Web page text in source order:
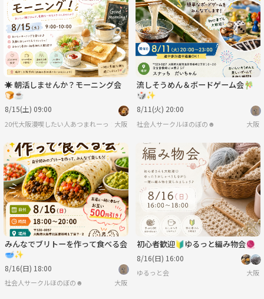
☀️ 朝活しませんか？モーニング会
🍞☕
8/15(土) 09:00
20代大阪漫喫したい人あつまれーっ！！🥳
大阪
流しそうめん＆ボードゲーム会🎋
🎲✨
8/11(火) 20:00
社会人サークルほのぼの☻ 大阪
みんなでブリトーを作って食べる会
🥣✨
8/16(日) 18:00
社会人サークルほのぼの☻ 大阪
初心者歓迎🔰ゆるっと編み物会🧶
8/16(日) 16:00
ゆるっと会 大阪